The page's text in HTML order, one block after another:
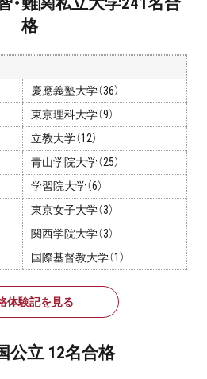
格
慶應義塾大学（36）
東京理科大学（9）
立教大学（12）
青山学院大学（25）
学習院大学（6）
東京女子大学（3）
関西学院大学（3）
国際基督教大学（1）
体験記を見る
公立 12名合格